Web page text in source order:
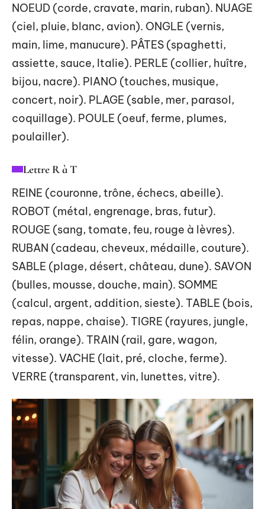
NOEUD (corde, cravate, marin, ruban). NUAGE
(ciel, pluie, blanc, avion). ONGLE (vernis,
main, lime, manucure). PÂTES (spaghetti,
assiette, sauce, Italie). PERLE (collier, huître,
bijou, nacre). PIANO (touches, musique,
concert, noir). PLAGE (sable, mer, parasol,
coquillage). POULE (oeuf, ferme, plumes,
poulailler).
Lettre R à T
REINE (couronne, trône, échecs, abeille).
ROBOT (métal, engrenage, bras, futur).
ROUGE (sang, tomate, feu, rouge à lèvres).
RUBAN (cadeau, cheveux, médaille, couture).
SABLE (plage, désert, château, dune). SAVON
(bulles, mousse, douche, main). SOMME
(calcul, argent, addition, sieste). TABLE (bois,
repas, nappe, chaise). TIGRE (rayures, jungle,
félin, orange). TRAIN (rail, gare, wagon,
vitesse). VACHE (lait, pré, cloche, ferme).
VERRE (transparent, vin, lunettes, vitre).